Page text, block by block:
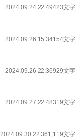
2024.09.24 22:49423文字
2024.09.26 15:34154文字
2024.09.26 22:36929文字
2024.09.27 22:48319文字
2024.09.30 22:361,119文字